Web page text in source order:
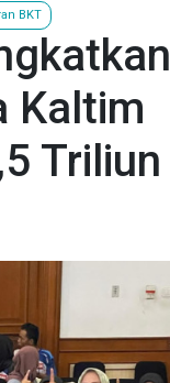
BKT
Kaltim
Triliun